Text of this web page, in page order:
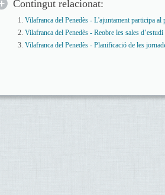
Contingut relacionat:
Vilafranca del Penedès - L'ajuntament participa al
Vilafranca del Penedès - Reobre les sales
Vilafranca del Penedès - Planificació de les